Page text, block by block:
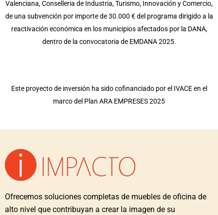
Valenciana, Conselleria de Industria, Turismo, Innovación y Comercio,
de una subvención por importe de 30.000 € del programa dirigido a la
reactivación económica en los municipios afectados por la DANA,
dentro de la convocatoria de EMDANA 2025.
Este proyecto de inversión ha sido cofinanciado por el IVACE en el
marco del Plan ARA EMPRESES 2025
Ofrecemos soluciones completas de muebles de oficina de
alto nivel que contribuyan a crear la imagen de su